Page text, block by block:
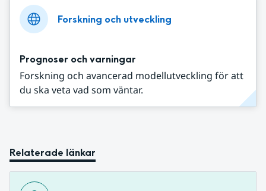
Forskning och utveckling
Prognoser och varningar
Forskning och avancerad modellutveckling för att
du ska veta vad som väntar.
Relaterade länkar